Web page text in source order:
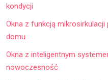
kondycji
Okna z funkcją
domu
Okna z inteligentnym
nowoczesność